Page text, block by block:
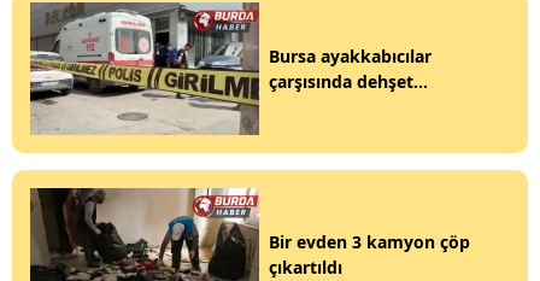
Bursa ayakkabıcılar
çarşısında dehşet...
Bir evden 3 kamyon çöp
çıkartıldı